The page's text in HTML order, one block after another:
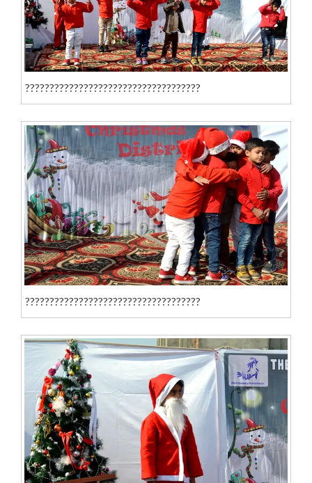
????????????????????????????????????
????????????????????????????????????